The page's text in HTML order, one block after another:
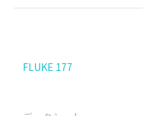
FLUKE 177